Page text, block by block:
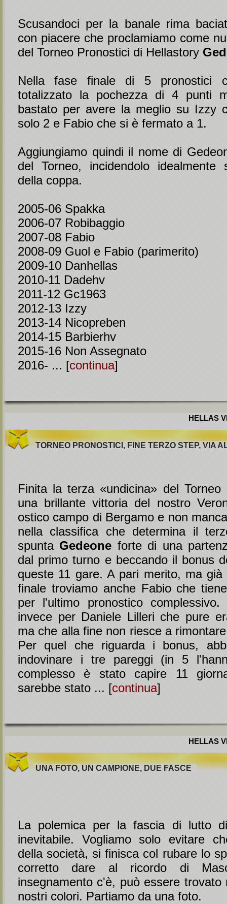
Scusandoci per la banale rima
con piacere che proclamiamo come
del Torneo Pronostici di Hellastory
Nella fase finale di 5 pronostici
totalizzato la pochezza di 4 punti
bastato per avere la meglio su Izzy
solo 2 e Fabio che si è fermato a 1.
Aggiungiamo quindi il nome di
del Torneo, incidendolo idealmente
della coppa.
2005-06 Spakka
2006-07 Robibaggio
2007-08 Fabio
2008-09 Guol e Fabio (parimerito)
2009-10 Danhellas
2010-11 Dadehv
2011-12 Gc1963
2012-13 Izzy
2013-14 Nicopreben
2014-15 Barbierhv
2015-16 Non Assegnato
2016- ... [continua]
HELLAS
TORNEO PRONOSTICI, FINE TERZO STEP, VIA
Finita la terza «undicina» del Torneo
una brillante vittoria del nostro
ostico campo di Bergamo e non
nella classifica che determina il
spunta Gedeone forte di una
dal primo turno e beccando il bonus
queste 11 gare. A pari merito, ma già
finale troviamo anche Fabio che
per l'ultimo pronostico
invece per Daniele Lilleri che pure
ma che alla fine non riesce a
Per quel che riguarda i bonus,
indovinare i tre pareggi (in 5
complesso è stato capire 11
sarebbe stato ... [continua]
HELLAS
UNA FOTO, UN CAMPIONE, DUE FASCE
La polemica per la fascia di lutto
inevitabile. Vogliamo solo evitare
della società, si finisca col rubare lo
corretto dare al ricordo di
insegnamento c'è, può essere trovato
nostri colori. Partiamo da una foto.